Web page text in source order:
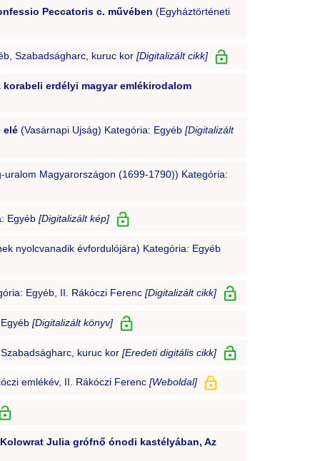
Peccatoris c. művében (Egyháztörténeti
Szabadságharc, kuruc kor [Digitalizált cikk]
erdélyi magyar emlékirodalom
elé(Vasárnapi Ujság) Kategória: Egyéb [Digitalizált
Magyarországon (1699-1790)) Kategória:
Egyéb [Digitalizált kép]
nyolcvanadik évfordulójára) Kategória: Egyéb
Egyéb, II. Rákóczi Ferenc [Digitalizált cikk]
[Digitalizált könyv]
kuruc kor [Eredeti digitális cikk]
emlékév, II. Rákóczi Ferenc [Weboldal]
Julia grófnő ónodi kastélyában, Az